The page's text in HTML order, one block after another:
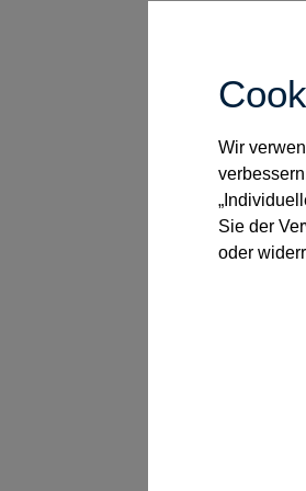
Wir
Sie der
oder
Der
Liegen
zur
Es